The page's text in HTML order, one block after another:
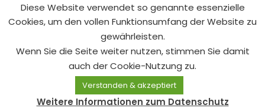
Datenschutzerklärung
habe ich gelesen, verstanden und
akzeptiert.
Absenden
© 2026 OMAS GEGEN RECHTS Deutschland e.V.
Diese Website verwendet so genannte essenzielle
Cookies, um den vollen Funktionsumfang der Website zu
gewährleisten.
Wenn Sie die Seite weiter nutzen, stimmen Sie damit
auch der Cookie-Nutzung zu.
Verstanden & akzeptiert
Weitere Informationen zum Datenschutz